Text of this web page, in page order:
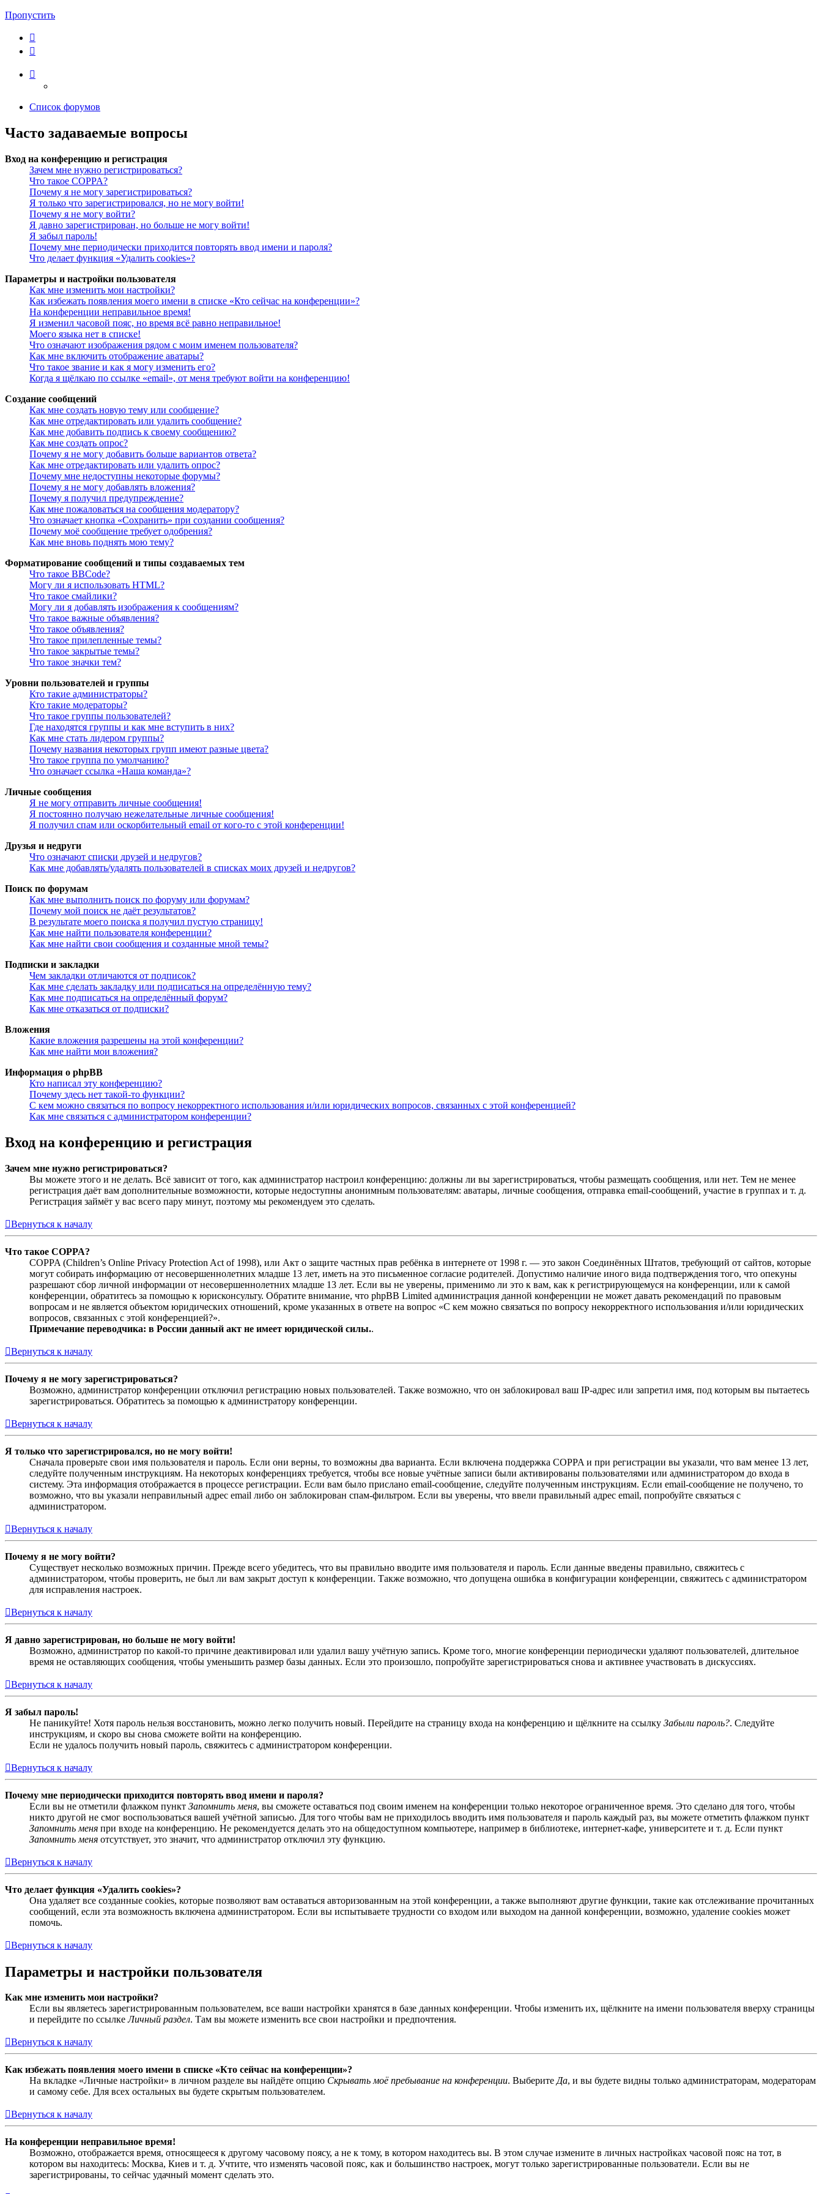
Пропустить
Список форумов
Часто задаваемые вопросы
Вход на конференцию и регистрация
Зачем мне нужно регистрироваться?
Что такое COPPA?
Почему я не могу зарегистрироваться?
Я только что зарегистрировался, но не могу войти!
Почему я не могу войти?
Я давно зарегистрирован, но больше не могу войти!
Я забыл пароль!
Почему мне периодически приходится повторять ввод имени и пароля?
Что делает функция «Удалить cookies»?
Параметры и настройки пользователя
Как мне изменить мои настройки?
Как избежать появления моего имени в списке «Кто сейчас на конференции»?
На конференции неправильное время!
Я изменил часовой пояс, но время всё равно неправильное!
Моего языка нет в списке!
Что означают изображения рядом с моим именем пользователя?
Как мне включить отображение аватары?
Что такое звание и как я могу изменить его?
Когда я щёлкаю по ссылке «email», от меня требуют войти на конференцию!
Создание сообщений
Как мне создать новую тему или сообщение?
Как мне отредактировать или удалить сообщение?
Как мне добавить подпись к своему сообщению?
Как мне создать опрос?
Почему я не могу добавить больше вариантов ответа?
Как мне отредактировать или удалить опрос?
Почему мне недоступны некоторые форумы?
Почему я не могу добавлять вложения?
Почему я получил предупреждение?
Как мне пожаловаться на сообщения модератору?
Что означает кнопка «Сохранить» при создании сообщения?
Почему моё сообщение требует одобрения?
Как мне вновь поднять мою тему?
Форматирование сообщений и типы создаваемых тем
Что такое BBCode?
Могу ли я использовать HTML?
Что такое смайлики?
Могу ли я добавлять изображения к сообщениям?
Что такое важные объявления?
Что такое объявления?
Что такое прилепленные темы?
Что такое закрытые темы?
Что такое значки тем?
Уровни пользователей и группы
Кто такие администраторы?
Кто такие модераторы?
Что такое группы пользователей?
Где находятся группы и как мне вступить в них?
Как мне стать лидером группы?
Почему названия некоторых групп имеют разные цвета?
Что такое группа по умолчанию?
Что означает ссылка «Наша команда»?
Личные сообщения
Я не могу отправить личные сообщения!
Я постоянно получаю нежелательные личные сообщения!
Я получил спам или оскорбительный email от кого-то с этой конференции!
Друзья и недруги
Что означают списки друзей и недругов?
Как мне добавлять/удалять пользователей в списках моих друзей и недругов?
Поиск по форумам
Как мне выполнить поиск по форуму или форумам?
Почему мой поиск не даёт результатов?
В результате моего поиска я получил пустую страницу!
Как мне найти пользователя конференции?
Как мне найти свои сообщения и созданные мной темы?
Подписки и закладки
Чем закладки отличаются от подписок?
Как мне сделать закладку или подписаться на определённую тему?
Как мне подписаться на определённый форум?
Как мне отказаться от подписки?
Вложения
Какие вложения разрешены на этой конференции?
Как мне найти мои вложения?
Информация о phpBB
Кто написал эту конференцию?
Почему здесь нет такой-то функции?
С кем можно связаться по вопросу некорректного использования и/или юридических вопросов, связанных с этой конференцией?
Как мне связаться с администратором конференции?
Вход на конференцию и регистрация
Зачем мне нужно регистрироваться?
Вы можете этого и не делать. Всё зависит от того, как администратор настроил конференцию: должны ли вы зарегистрироваться, чтобы размещать сообщения, или нет. Тем не менее
регистрация даёт вам дополнительные возможности, которые недоступны анонимным пользователям: аватары, личные сообщения, отправка email-сообщений, участие в группах и т. д.
Регистрация займёт у вас всего пару минут, поэтому мы рекомендуем это сделать.
Вернуться к началу
Что такое COPPA?
COPPA (Children’s Online Privacy Protection Act of 1998), или Акт о защите частных прав ребёнка в интернете от 1998 г. — это закон Соединённых Штатов, требующий от сайтов, которые
могут собирать информацию от несовершеннолетних младше 13 лет, иметь на это письменное согласие родителей. Допустимо наличие иного вида подтверждения того, что опекуны
разрешают сбор личной информации от несовершеннолетних младше 13 лет. Если вы не уверены, применимо ли это к вам, как к регистрирующемуся на конференции, или к самой
конференции, обратитесь за помощью к юрисконсульту. Обратите внимание, что phpBB Limited администрация данной конференции не может давать рекомендаций по правовым
вопросам и не является объектом юридических отношений, кроме указанных в ответе на вопрос «С кем можно связаться по вопросу некорректного использования и/или юридических
вопросов, связанных с этой конференцией?».
Примечание переводчика: в России данный акт не имеет юридической силы..
Вернуться к началу
Почему я не могу зарегистрироваться?
Возможно, администратор конференции отключил регистрацию новых пользователей. Также возможно, что он заблокировал ваш IP-адрес или запретил имя, под которым вы пытаетесь
зарегистрироваться. Обратитесь за помощью к администратору конференции.
Вернуться к началу
Я только что зарегистрировался, но не могу войти!
Сначала проверьте свои имя пользователя и пароль. Если они верны, то возможны два варианта. Если включена поддержка COPPA и при регистрации вы указали, что вам менее 13 лет,
следуйте полученным инструкциям. На некоторых конференциях требуется, чтобы все новые учётные записи были активированы пользователями или администратором до входа в
систему. Эта информация отображается в процессе регистрации. Если вам было прислано email-сообщение, следуйте полученным инструкциям. Если email-сообщение не получено, то
возможно, что вы указали неправильный адрес email либо он заблокирован спам-фильтром. Если вы уверены, что ввели правильный адрес email, попробуйте связаться с
администратором.
Вернуться к началу
Почему я не могу войти?
Существует несколько возможных причин. Прежде всего убедитесь, что вы правильно вводите имя пользователя и пароль. Если данные введены правильно, свяжитесь с
администратором, чтобы проверить, не был ли вам закрыт доступ к конференции. Также возможно, что допущена ошибка в конфигурации конференции, свяжитесь с администратором
для исправления настроек.
Вернуться к началу
Я давно зарегистрирован, но больше не могу войти!
Возможно, администратор по какой-то причине деактивировал или удалил вашу учётную запись. Кроме того, многие конференции периодически удаляют пользователей, длительное
время не оставляющих сообщения, чтобы уменьшить размер базы данных. Если это произошло, попробуйте зарегистрироваться снова и активнее участвовать в дискуссиях.
Вернуться к началу
Я забыл пароль!
Не паникуйте! Хотя пароль нельзя восстановить, можно легко получить новый. Перейдите на страницу входа на конференцию и щёлкните на ссылку Забыли пароль?. Следуйте
инструкциям, и скоро вы снова сможете войти на конференцию.
Если не удалось получить новый пароль, свяжитесь с администратором конференции.
Вернуться к началу
Почему мне периодически приходится повторять ввод имени и пароля?
Если вы не отметили флажком пункт Запомнить меня, вы сможете оставаться под своим именем на конференции только некоторое ограниченное время. Это сделано для того, чтобы
никто другой не смог воспользоваться вашей учётной записью. Для того чтобы вам не приходилось вводить имя пользователя и пароль каждый раз, вы можете отметить флажком пункт
Запомнить меня при входе на конференцию. Не рекомендуется делать это на общедоступном компьютере, например в библиотеке, интернет-кафе, университете и т. д. Если пункт
Запомнить меня отсутствует, это значит, что администратор отключил эту функцию.
Вернуться к началу
Что делает функция «Удалить cookies»?
Она удаляет все созданные cookies, которые позволяют вам оставаться авторизованным на этой конференции, а также выполняют другие функции, такие как отслеживание прочитанных
сообщений, если эта возможность включена администратором. Если вы испытываете трудности со входом или выходом на данной конференции, возможно, удаление cookies может
помочь.
Вернуться к началу
Параметры и настройки пользователя
Как мне изменить мои настройки?
Если вы являетесь зарегистрированным пользователем, все ваши настройки хранятся в базе данных конференции. Чтобы изменить их, щёлкните на имени пользователя вверху страницы
и перейдите по ссылкеЛичный раздел. Там вы можете изменить все свои настройки и предпочтения.
Вернуться к началу
Как избежать появления моего имени в списке «Кто сейчас на конференции»?
На вкладке «Личные настройки» в личном разделе вы найдёте опцию Скрывать моё пребывание на конференции. ВыберитеДа, и вы будете видны только администраторам, модераторам
и самому себе. Для всех остальных вы будете скрытым пользователем.
Вернуться к началу
На конференции неправильное время!
Возможно, отображается время, относящееся к другому часовому поясу, а не к тому, в котором находитесь вы. В этом случае измените в личных настройках часовой пояс на тот, в
котором вы находитесь: Москва, Киев и т. д. Учтите, что изменять часовой пояс, как и большинство настроек, могут только зарегистрированные пользователи. Если вы не
зарегистрированы, то сейчас удачный момент сделать это.